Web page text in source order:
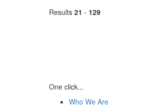
Results 21 - 129
One click...
Who We Are